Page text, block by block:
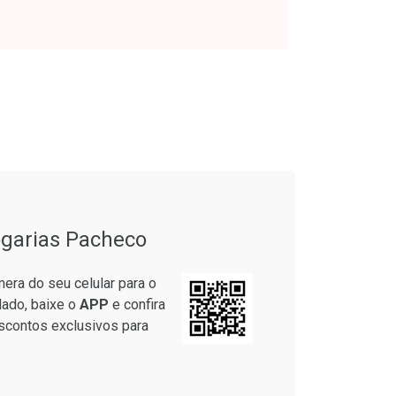
Pacheco
do seu celular para o
baixe o APP e confira
exclusivos para